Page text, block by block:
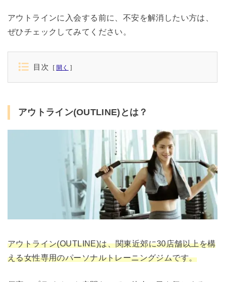
アウトラインに入会する前に、不安を解消したい方は、
ぜひチェックしてみてください。
目次 開く
アウトライン(OUTLINE)とは？
アウトライン(OUTLINE)は、関東近郊に30店舗以上を構
える女性専用のパーソナルトレーニングジムです。